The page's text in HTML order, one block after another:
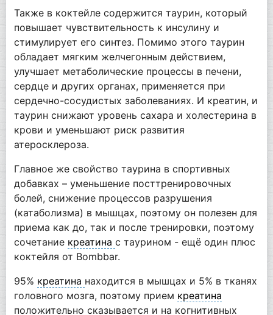
Также в коктейле содержится таурин, который
повышает чувствительность к инсулину и
стимулирует его синтез. Помимо этого таурин
обладает мягким желчегонным действием,
улучшает метаболические процессы в печени,
сердце и других органах, применяется при
сердечно-сосудистых заболеваниях. И креатин, и
таурин снижают уровень сахара и холестерина в
крови и уменьшают риск развития
атеросклероза.
Главное же свойство таурина в спортивных
добавках – уменьшение посттренировочных
болей, снижение процессов разрушения
(катаболизма) в мышцах, поэтому он полезен для
приема как до, так и после тренировки, поэтому
сочетание креатина с таурином - ещё один плюс
коктейля от Bombbar.
95% креатина находится в мышцах и 5% в тканях
головного мозга, поэтому прием креатина
положительно сказывается и на когнитивных